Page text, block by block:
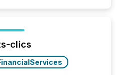
quarter financial filings .
burdens and costs. It
clics